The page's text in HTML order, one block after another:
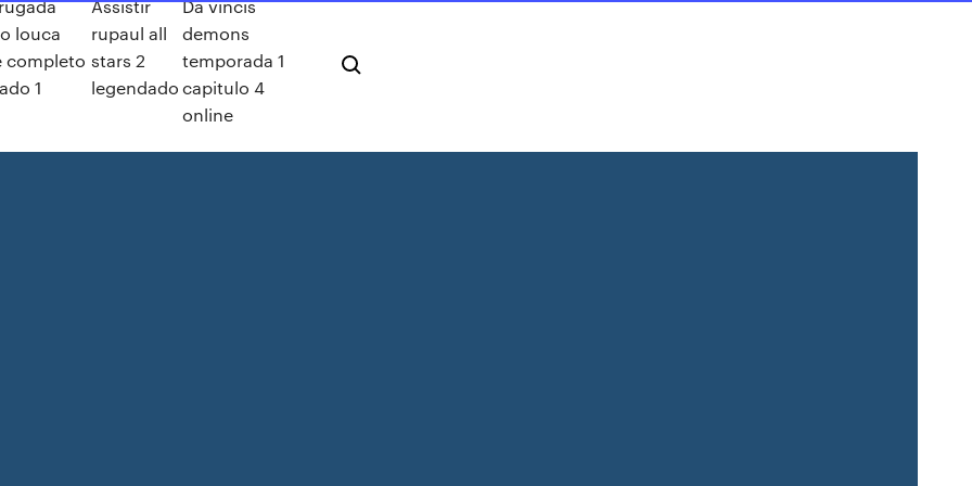
louca
completo
1
Assistir
rupaul all
stars 2
legendado
Da vincis
demons
temporada 1
capitulo 4
online